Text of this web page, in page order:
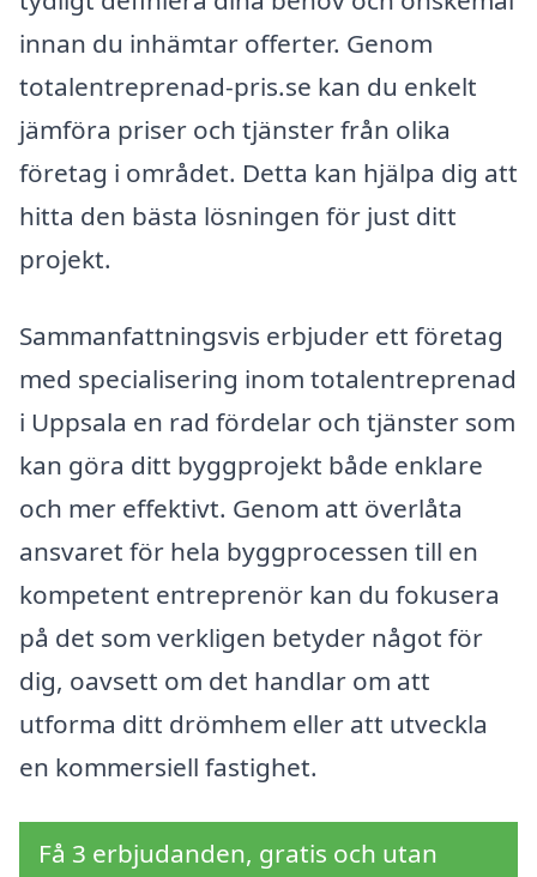
innan du inhämtar offerter. Genom
totalentreprenad-pris.se kan du enkelt
jämföra priser och tjänster från olika
företag i området. Detta kan hjälpa dig att
hitta den bästa lösningen för just ditt
projekt.
Sammanfattningsvis erbjuder ett företag
med specialisering inom totalentreprenad
i Uppsala en rad fördelar och tjänster som
kan göra ditt byggprojekt både enklare
och mer effektivt. Genom att överlåta
ansvaret för hela byggprocessen till en
kompetent entreprenör kan du fokusera
på det som verkligen betyder något för
dig, oavsett om det handlar om att
utforma ditt drömhem eller att utveckla
en kommersiell fastighet.
Få 3 erbjudanden, gratis och utan